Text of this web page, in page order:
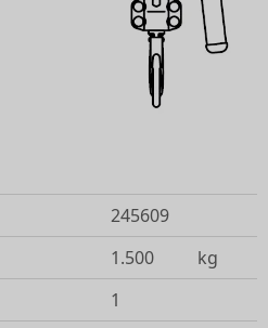
245609
1.500
kg
1